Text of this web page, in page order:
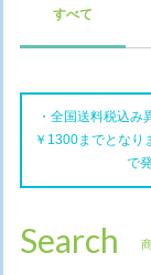
すべて
・全国送料税込
￥1300までとなり
で
Search